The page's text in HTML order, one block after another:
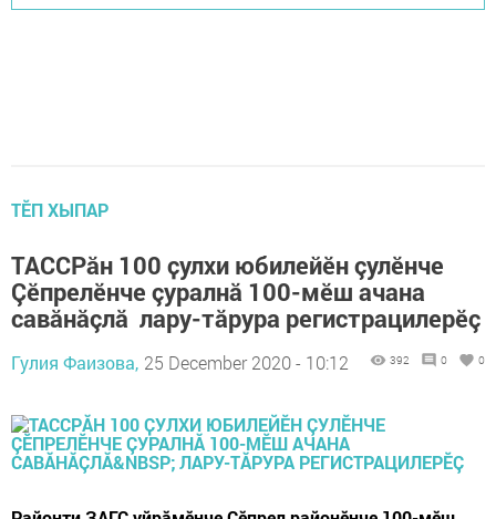
ТӖП ХЫПАР
ТАССРăн 100 ҫулхи юбилейӗн çулӗнче
Çӗпрелӗнче çуралнă 100-мӗш ачана
савăнăçлă лару-тăрура регистрацилерӗç
Гулия Фаизова, 25 December 2020 - 10:12 392 0 0